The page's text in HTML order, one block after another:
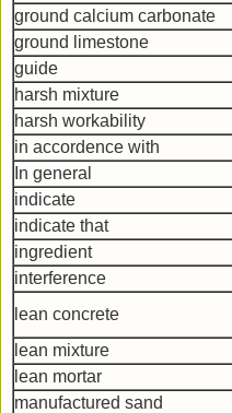
ground calcium carbonate
ground limestone
guide
harsh mixture
harsh workability
in accordence with
In general
indicate
indicate that
ingredient
interference
lean concrete
lean mixture
lean mortar
manufactured sand